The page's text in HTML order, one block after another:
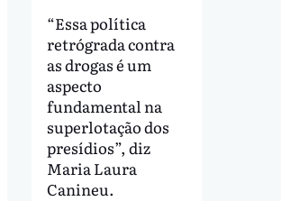
“Essa política
retrógrada contra
as drogas é um
aspecto
fundamental na
superlotação dos
presídios”, diz
Maria Laura
Canineu.